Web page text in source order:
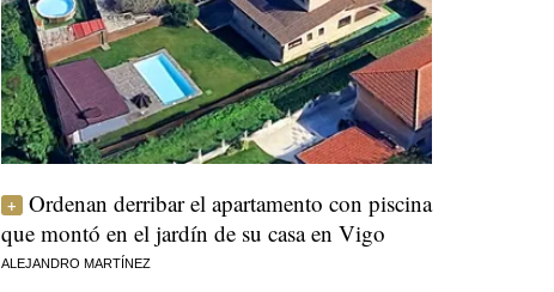
Ordenan derribar el apartamento con piscina
que montó en el jardín de su casa en Vigo
ALEJANDRO MARTÍNEZ